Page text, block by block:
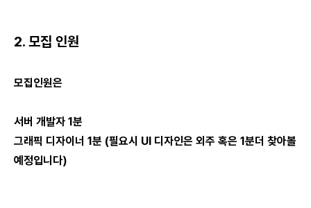
2. 모집 인원
모집인원은
서버 개발자 1분
그래픽 디자이너 1분 (필요시 UI 디자인은 외주 혹은 1분더 찾아볼
예정입니다)